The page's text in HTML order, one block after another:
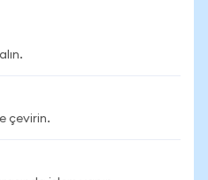
çevirin.